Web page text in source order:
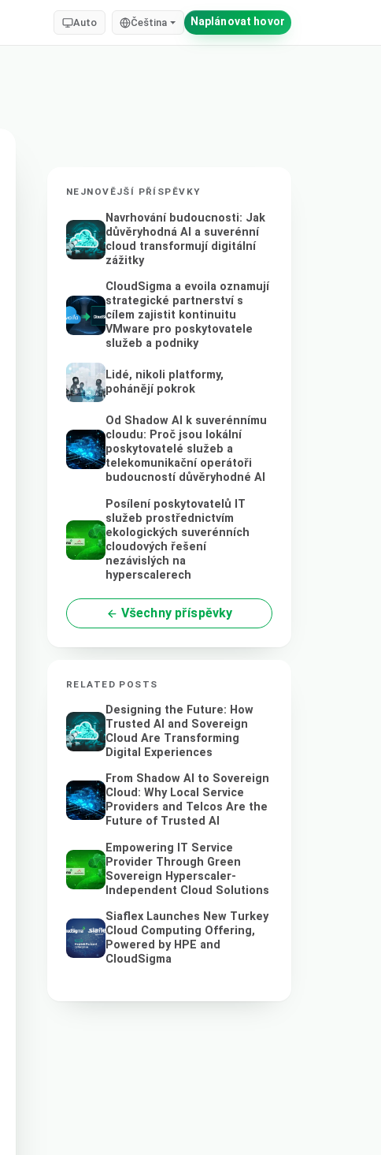
Auto Čeština Naplánovat hovor
NEJNOVĚJŠÍ PŘÍSPĚVKY
Navrhování budoucnosti: Jak
důvěryhodná AI a suverénní
cloud transformují digitální
zážitky
CloudSigma a evoila oznamují
strategické partnerství s
cílem zajistit kontinuitu
VMware pro poskytovatele
služeb a podniky
Lidé, nikoli platformy,
pohánějí pokrok
Od Shadow AI k suverénnímu
cloudu: Proč jsou lokální
poskytovatelé služeb a
telekomunikační operátoři
budoucností důvěryhodné AI
Posílení poskytovatelů IT
služeb prostřednictvím
ekologických suverénních
cloudových řešení
nezávislých na
hyperscalerech
Všechny příspěvky
RELATED POSTS
Designing the Future: How
Trusted AI and Sovereign
Cloud Are Transforming
Digital Experiences
From Shadow AI to Sovereign
Cloud: Why Local Service
Providers and Telcos Are the
Future of Trusted AI
Empowering IT Service
Provider Through Green
Sovereign Hyperscaler-
Independent Cloud Solutions
Siaflex Launches New Turkey
Cloud Computing Offering,
Powered by HPE and
CloudSigma